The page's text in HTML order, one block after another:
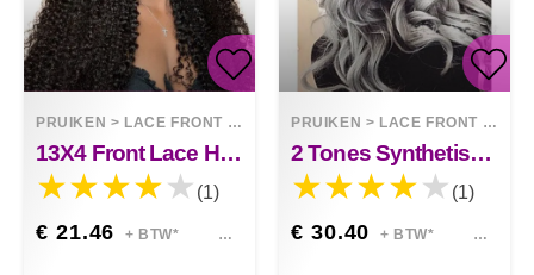
PRUIKEN > LACE FRONT WIGS
13X4 Front Lace Hair Cover Vals Haar
(1)
€ 21.46 + BTW*
PRUIKEN > LACE FRONT WIGS
2 Tones Synthetische Kant Pruik Grijs Zwart Ombre Golvende Pruiken Lang Krullend Haar Gracelyn
(1)
€ 30.40 + BTW*